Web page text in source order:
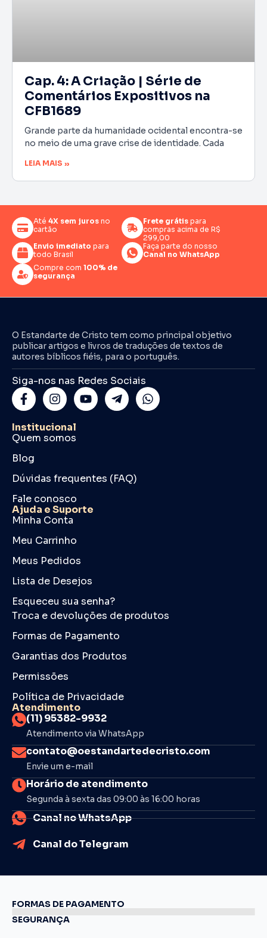
Cap. 4: A Criação | Série de
Comentários Expositivos na
CFB1689
Grande parte da humanidade ocidental encontra-se
no meio de uma grave crise de identidade. Cada
LEIA MAIS »
Até 4X sem juros no
cartão
Frete grátispara
compras acima de R$
299,00
Envio imediato para
todo Brasil
Faça parte do nosso
Canal no WhatsApp
Compre com 100% de
segurança
O Estandarte de Cristo tem como principal objetivo
publicar artigos e livros de traduções de textos de
autores bíblicos fiéis, para o português.
Siga-nos nas Redes Sociais
Institucional
Quem somos
Blog
Dúvidas frequentes (FAQ)
Fale conosco
Ajuda e Suporte
Minha Conta
Meu Carrinho
Meus Pedidos
Lista de Desejos
Esqueceu sua senha?
Troca e devoluções de produtos
Formas de Pagamento
Garantias dos Produtos
Permissões
Política de Privacidade
Atendimento
(11) 95382-9932
Atendimento via WhatsApp
contato@oestandartedecristo.com
Envie um e-mail
Horário de atendimento
Segunda à sexta das 09:00 às 16:00 horas
Canal no WhatsApp
Canal do Telegram
FORMAS DE PAGAMENTO
SEGURANÇA